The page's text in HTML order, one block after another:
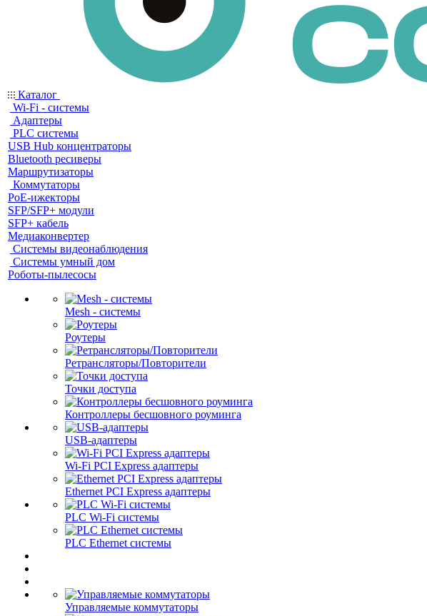
Каталог
Wi-Fi - системы
Адаптеры
PLC системы
USB Hub концентраторы
Bluetooth ресиверы
Маршрутизаторы
Коммутаторы
PoE-ижекторы
SFP/SFP+ модули
SFP+ кабель
Медиаконвертер
Системы видеонаблюдения
Системы умный дом
Роботы-пылесосы
Mesh - системы
Роутеры
Ретрансляторы/Повторители
Точки доступа
Контроллеры бесшовного роуминга
USB-адаптеры
Wi-Fi PCI Express адаптеры
Ethernet PCI Express адаптеры
PLC Wi-Fi системы
PLC Ethernet системы
Управляемые коммутаторы